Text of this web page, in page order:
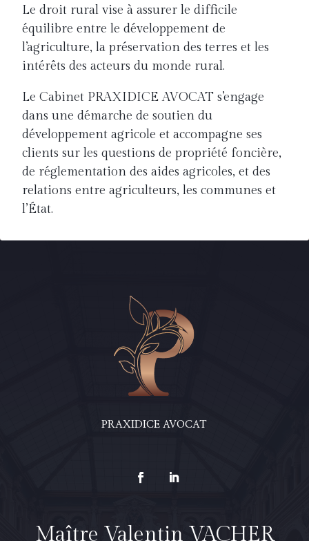
Le droit rural vise à assurer le difficile
équilibre entre le développement de
l’agriculture, la préservation des terres et les
intérêts des acteurs du monde rural.
Le Cabinet PRAXIDICE AVOCAT s’engage
dans une démarche de soutien du
développement agricole et accompagne ses
clients sur les questions de propriété foncière,
de réglementation des aides agricoles, et des
relations entre agriculteurs, les communes et
l’État.
PRAXIDICE AVOCAT
Maître Valentin VACHER